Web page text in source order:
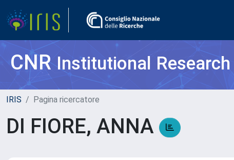
CNRInstitutional
IRIS Pagina ricercatore
DI FIORE, ANNA